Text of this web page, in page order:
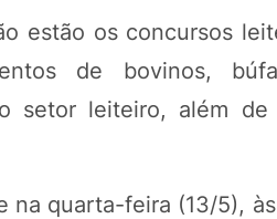
estão os concursos
de bovinos,
setor leiteiro, além
quarta-feira (13/5),